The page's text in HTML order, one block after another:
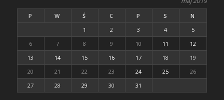
P W Ś C P S
N
1
2 3 4
5
6
7 8 9 10 11
12
13
14 15 16 17 18
19
20
21 22 23 24 25
26
27
28 29 30 31